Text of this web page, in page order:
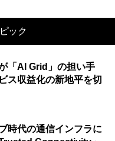
ック
「AI Grid」の担い手
ス収益化の新地平を切
時代の通信インフラに